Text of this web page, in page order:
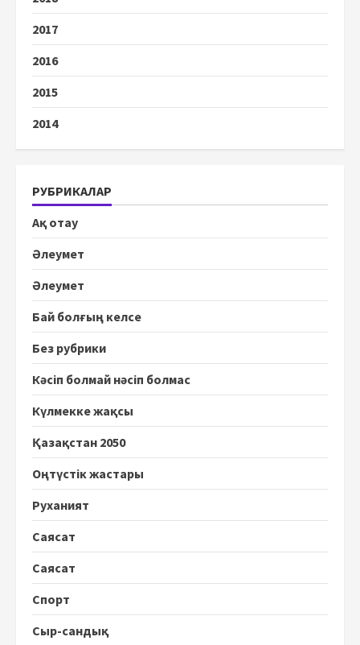
2017
2016
2015
2014
РУБРИКАЛАР
Ақ отау
Әлеумет
Әлеумет
Бай болғың келсе
Без рубрики
Кәсіп болмай нәсіп болмас
Күлмекке жақсы
Қазақстан 2050
Оңтүстік жастары
Руханият
Саясат
Саясат
Спорт
Сыр-сандық